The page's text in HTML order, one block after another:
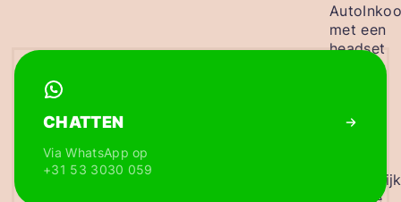
CHATTEN
Via WhatsApp op
+31 53 3030 059